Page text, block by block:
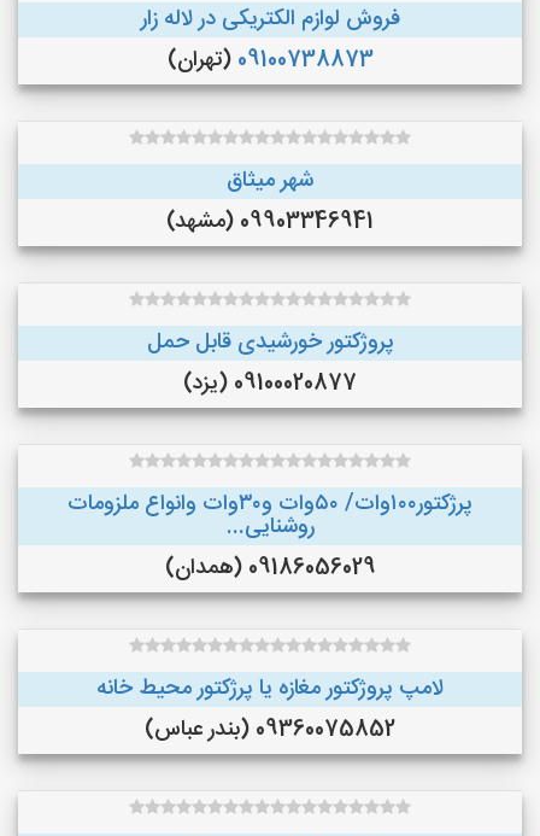
فروش لوازم الکتریکی در لاله زار
09100738873 (تهران)
شهر میثاق
09903346941 (مشهد)
پروژکتور خورشیدی قابل حمل
09100020877 (یزد)
پرژکتور۱۰۰وات/ ۵۰وات و۳۰وات وانواع ملزومات
روشنایی...
09186056029 (همدان)
لامپ پروژکتور مغازه یا پرژکتور محیط خانه
09360075852 (بندر عباس)